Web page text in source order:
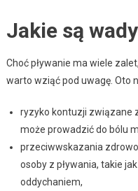
Jakie są
Choć pływanie ma wiele
warto wziąć pod uwagę. Oto
ryzyko kontuzji związane
może prowadzić do bólu
przeciwwskazania
osoby z pływania, takie
oddychaniem,